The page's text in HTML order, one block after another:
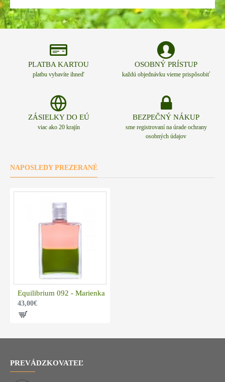
PLATBA KARTOU
platbu vybavíte ihneď
OSOBNÝ PRÍSTUP
každú objednávku vieme prispôsobiť
ZÁSIELKY DO EÚ
viac ako 20 krajín
BEZPEČNÝ NÁKUP
sme registrovaní na úrade ochrany
osobných údajov
NAPOSLEDY PREZERANÉ
Equilibrium 092 - Marienka
43,00€
PREVÁDZKOVATEĽ